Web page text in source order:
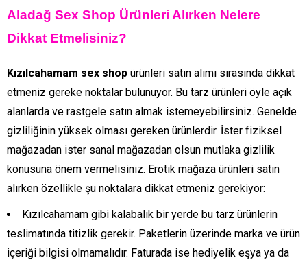
Aladağ Sex Shop Ürünleri Alırken Nelere
Dikkat Etmelisiniz?
Kızılcahamam sex shop ürünleri satın alımı sırasında dikkat
etmeniz gereke noktalar bulunuyor. Bu tarz ürünleri öyle açık
alanlarda ve rastgele satın almak istemeyebilirsiniz. Genelde
gizliliğinin yüksek olması gereken ürünlerdir. İster fiziksel
mağazadan ister sanal mağazadan olsun mutlaka gizlilik
konusuna önem vermelisiniz. Erotik mağaza ürünleri satın
alırken özellikle şu noktalara dikkat etmeniz gerekiyor:
Kızılcahamam gibi kalabalık bir yerde bu tarz ürünlerin
teslimatında titizlik gerekir. Paketlerin üzerinde marka ve ürün
içeriği bilgisi olmamalıdır. Faturada ise hediyelik eşya ya da